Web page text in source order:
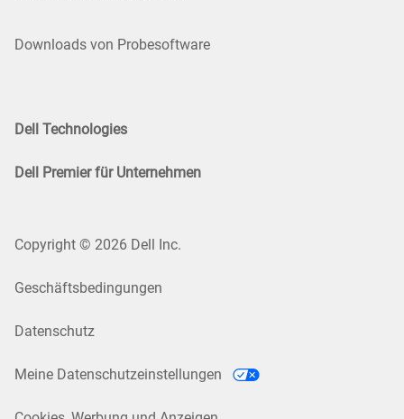
Downloads von Probesoftware
Dell Technologies
Dell Premier für Unternehmen
Copyright © 2026 Dell Inc.
Geschäftsbedingungen
Datenschutz
Meine Datenschutzeinstellungen